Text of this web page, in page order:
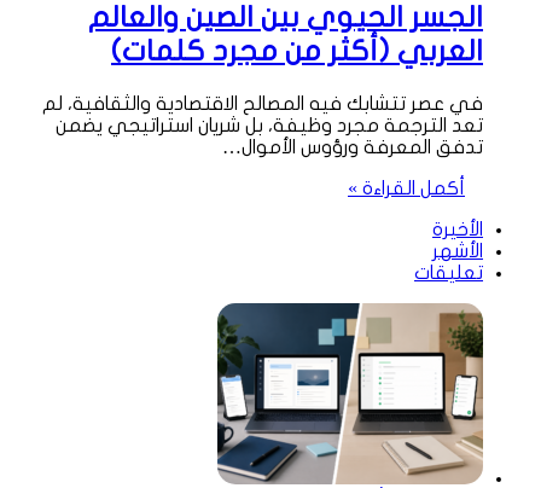
الجسر الحيوي بين الصين والعالم
العربي (أكثر من مجرد كلمات)
في عصر تتشابك فيه المصالح الاقتصادية والثقافية، لم
تعد الترجمة مجرد وظيفة، بل شريان استراتيجي يضمن
تدفق المعرفة ورؤوس الأموال…
أكمل القراءة »
الأخيرة
الأشهر
تعليقات